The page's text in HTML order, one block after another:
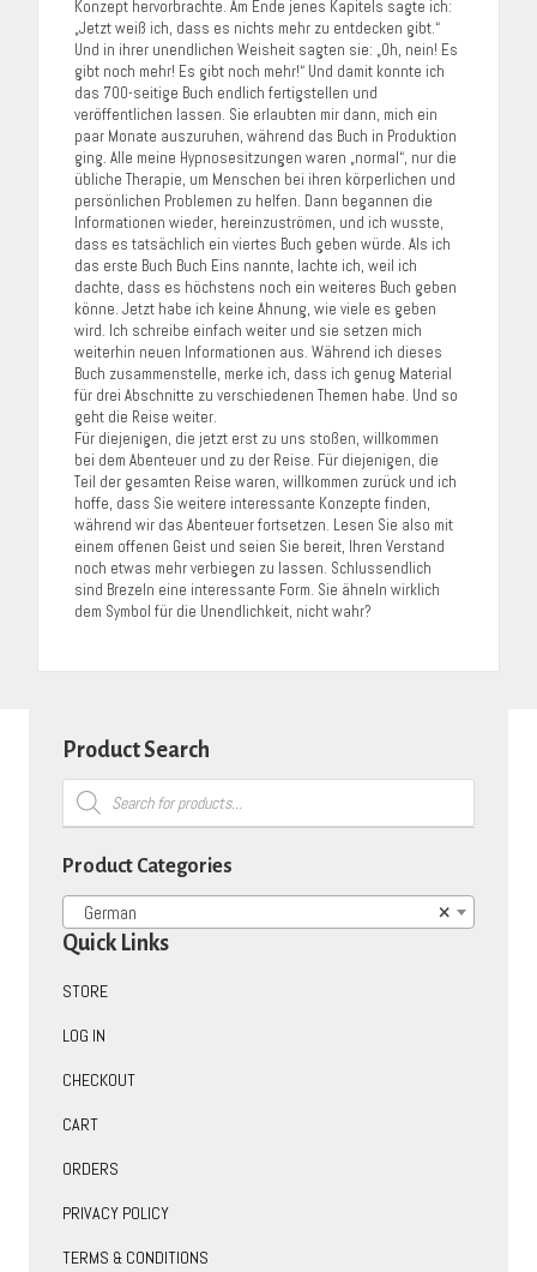
Konzept hervorbrachte. Am Ende jenes Kapitels sagte ich:
„Jetzt weiß ich, dass es nichts mehr zu entdecken gibt.“
Und in ihrer unendlichen Weisheit sagten sie: „Oh, nein! Es
gibt noch mehr! Es gibt noch mehr!“ Und damit konnte ich
das 700-seitige Buch endlich fertigstellen und
veröffentlichen lassen. Sie erlaubten mir dann, mich ein
paar Monate auszuruhen, während das Buch in Produktion
ging. Alle meine Hypnosesitzungen waren „normal“, nur die
übliche Therapie, um Menschen bei ihren körperlichen und
persönlichen Problemen zu helfen. Dann begannen die
Informationen wieder, hereinzuströmen, und ich wusste,
dass es tatsächlich ein viertes Buch geben würde. Als ich
das erste Buch Buch Eins nannte, lachte ich, weil ich
dachte, dass es höchstens noch ein weiteres Buch geben
könne. Jetzt habe ich keine Ahnung, wie viele es geben
wird. Ich schreibe einfach weiter und sie setzen mich
weiterhin neuen Informationen aus. Während ich dieses
Buch zusammenstelle, merke ich, dass ich genug Material
für drei Abschnitte zu verschiedenen Themen habe. Und so
geht die Reise weiter.
Für diejenigen, die jetzt erst zu uns stoßen, willkommen
bei dem Abenteuer und zu der Reise. Für diejenigen, die
Teil der gesamten Reise waren, willkommen zurück und ich
hoffe, dass Sie weitere interessante Konzepte finden,
während wir das Abenteuer fortsetzen. Lesen Sie also mit
einem offenen Geist und seien Sie bereit, Ihren Verstand
noch etwas mehr verbiegen zu lassen. Schlussendlich
sind Brezeln eine interessante Form. Sie ähneln wirklich
dem Symbol für die Unendlichkeit, nicht wahr?
Product Search
Products
search
Product Categories
×
German
Quick Links
STORE
LOG IN
CHECKOUT
CART
ORDERS
PRIVACY POLICY
TERMS & CONDITIONS